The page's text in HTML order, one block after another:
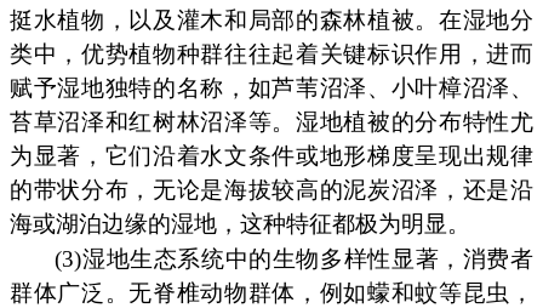
挺水植物，以及灌木和局部的森林植被。在湿地分
类中，优势植物种群往往起着关键标识作用，进而
赋予湿地独特的名称，如芦苇沼泽、小叶樟沼泽、
苔草沼泽和红树林沼泽等。湿地植被的分布特性尤
为显著，它们沿着水文条件或地形梯度呈现出规律
的带状分布，无论是海拔较高的泥炭沼泽，还是沿
海或湖泊边缘的湿地，这种特征都极为明显。
(3)湿地生态系统中的生物多样性显著，消费者
群体广泛。无脊椎动物群体，例如蠓和蚊等昆虫，